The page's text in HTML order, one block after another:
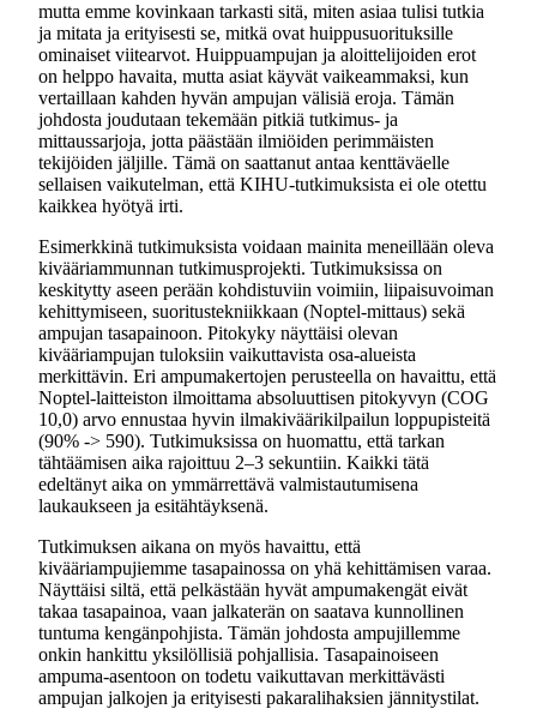
mutta emme kovinkaan tarkasti sitä, miten asiaa tulisi tutkia
ja mitata ja erityisesti se, mitkä ovat huippusuorituksille
ominaiset viitearvot. Huippuampujan ja aloittelijoiden erot
on helppo havaita, mutta asiat käyvät vaikeammaksi, kun
vertaillaan kahden hyvän ampujan välisiä eroja. Tämän
johdosta joudutaan tekemään pitkiä tutkimus- ja
mittaussarjoja, jotta päästään ilmiöiden perimmäisten
tekijöiden jäljille. Tämä on saattanut antaa kenttäväelle
sellaisen vaikutelman, että KIHU-tutkimuksista ei ole otettu
kaikkea hyötyä irti.
Esimerkkinä tutkimuksista voidaan mainita meneillään oleva
kivääriammunnan tutkimusprojekti. Tutkimuksissa on
keskitytty aseen perään kohdistuviin voimiin, liipaisuvoiman
kehittymiseen, suoritustekniikkaan (Noptel-mittaus) sekä
ampujan tasapainoon. Pitokyky näyttäisi olevan
kivääriampujan tuloksiin vaikuttavista osa-alueista
merkittävin. Eri ampumakertojen perusteella on havaittu, että
Noptel-laitteiston ilmoittama absoluuttisen pitokyvyn (COG
10,0) arvo ennustaa hyvin ilmakiväärikilpailun loppupisteitä
(90% -> 590). Tutkimuksissa on huomattu, että tarkan
tähtäämisen aika rajoittuu 2–3 sekuntiin. Kaikki tätä
edeltänyt aika on ymmärrettävä valmistautumisena
laukaukseen ja esitähtäyksenä.
Tutkimuksen aikana on myös havaittu, että
kivääriampujiemme tasapainossa on yhä kehittämisen varaa.
Näyttäisi siltä, että pelkästään hyvät ampumakengät eivät
takaa tasapainoa, vaan jalkaterän on saatava kunnollinen
tuntuma kengänpohjista. Tämän johdosta ampujillemme
onkin hankittu yksilöllisiä pohjallisia. Tasapainoiseen
ampuma-asentoon on todetu vaikuttavan merkittävästi
ampujan jalkojen ja erityisesti pakaralihaksien jännitystilat.